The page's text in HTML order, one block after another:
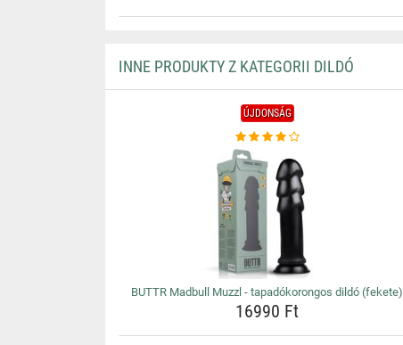
INNE PRODUKTY Z KATEGORII DILDÓ
ÚJDONSÁG
BUTTR Madbull Muzzl - tapadókorongos dildó (fekete)
16990 Ft